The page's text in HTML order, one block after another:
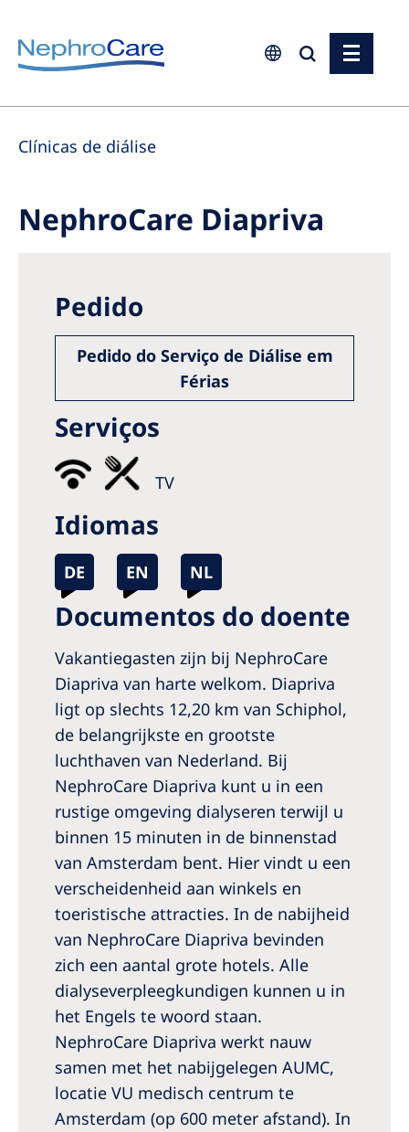
Europe
Czech Republic
Germany
Netherlands
Poland
Romania
Russia
Serbia
Slovakia
Slovenia
Spain
Sweden
Switzerland
United Kingdom
Asia Pacific
Asia Pacific
Australia
Philippines
North America
United States of America
NephroCare International
Global Website
Clínicas de diálise
NephroCare Diapriva
Pedido
Pedido do Serviço de Diálise em
Férias
Serviços
TV
Idiomas
DE EN NL
Documentos do doente
Vakantiegasten zijn bij NephroCare
Diapriva van harte welkom. Diapriva
ligt op slechts 12,20 km van Schiphol,
de belangrijkste en grootste
luchthaven van Nederland. Bij
NephroCare Diapriva kunt u in een
rustige omgeving dialyseren terwijl u
binnen 15 minuten in de binnenstad
van Amsterdam bent. Hier vindt u een
verscheidenheid aan winkels en
toeristische attracties. In de nabijheid
van NephroCare Diapriva bevinden
zich een aantal grote hotels. Alle
dialyseverpleegkundigen kunnen u in
het Engels te woord staan.
NephroCare Diapriva werkt nauw
samen met het nabijgelegen AUMC,
locatie VU medisch centrum te
Amsterdam (op 600 meter afstand). In